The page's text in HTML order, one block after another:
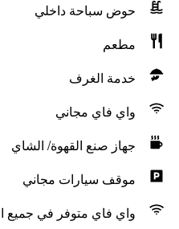
حوض سباحة داخلي
مطعم
خدمة الغرف
واي فاي مجاني
جهاز صنع القهوة/ الشاي
موقف سيارات مجاني
واي فاي متوفر في جميع